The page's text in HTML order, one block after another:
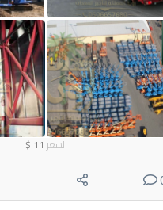
السعر 11
$